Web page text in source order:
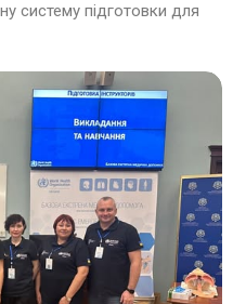
систему підготовки для